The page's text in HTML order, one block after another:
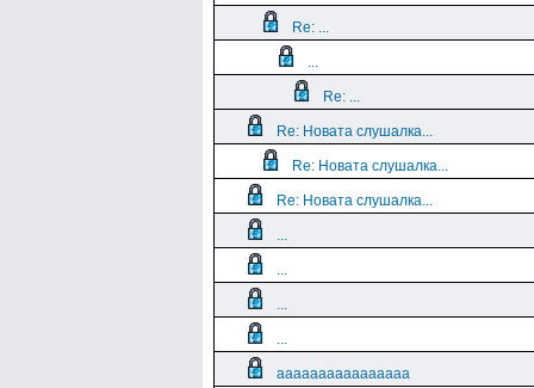
Re: ...
...
Re: ...
Re: Новата слушалка...
Re: Новата слушалка...
Re: Новата слушалка...
...
...
...
...
aaaaaaaaaaaaaaaa